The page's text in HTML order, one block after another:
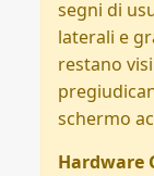
segni di
laterali e
restano
schermo
Hardware